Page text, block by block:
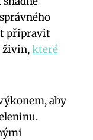
připravit
živin,které
aby